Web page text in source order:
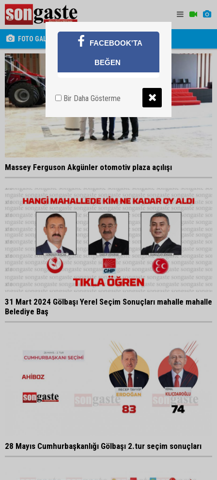
FOTO GALERİ
Massey Ferguson Akgünler otomotiv plaza açılışı
31 Mart 2024 Gölbaşı Yerel Seçim Sonuçları mahalle mahalle
Belediye Baş
28 Mayıs Cumhurbaşkanlığı Gölbaşı 2.tur seçim sonuçları
FACEBOOK'TA
BEĞEN
Bir Daha Gösterme